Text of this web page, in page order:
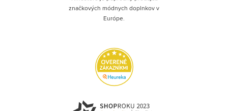
značkových módnych doplnkov v
Európe.